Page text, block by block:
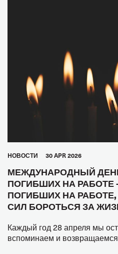
HОВОСТИ 30 APR 2026
МЕЖДУНАРОДНЫЙ
ПОГИБШИХ НА РАБОТЕ
ПОГИБШИХ НА
СИЛ БОРОТЬСЯ ЗА
Каждый год 28 апреля мы
вспоминаем и